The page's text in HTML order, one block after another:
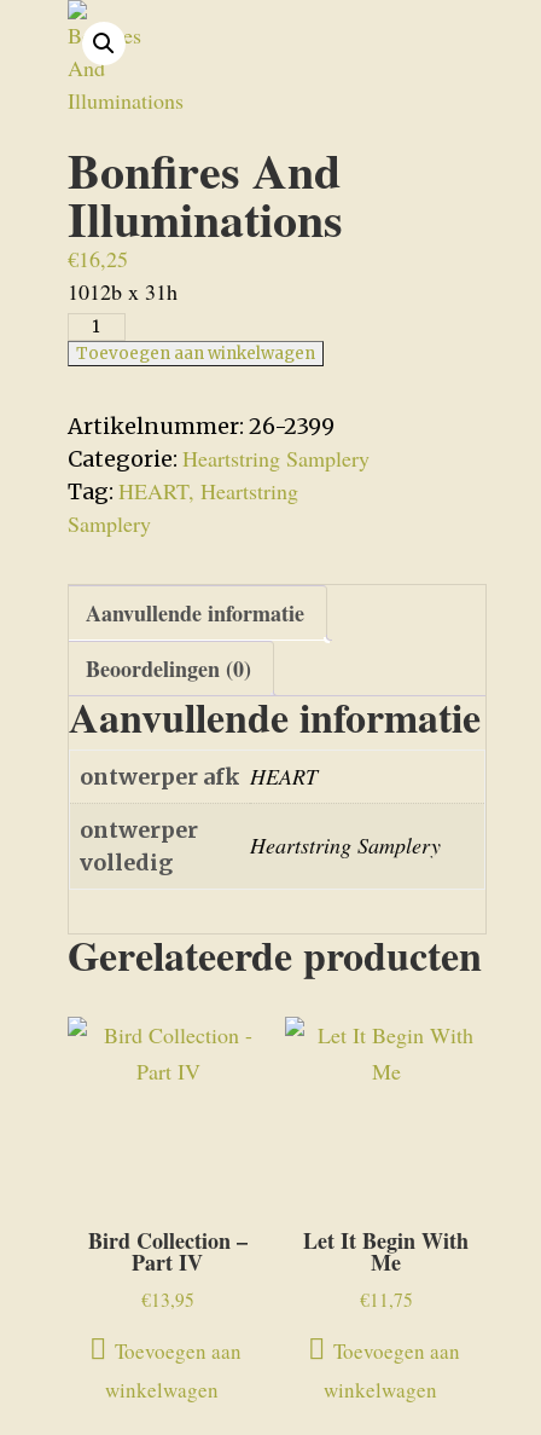
Bonfires And
Illuminations
€16,25
1012b x 31h
Bonfires
And
aantal
Toevoegen aan winkelwagen
Artikelnummer: 26-2399
Categorie: Heartstring Samplery
Tag: HEART, Heartstring
Samplery
Aanvullende informatie
Beoordelingen (0)
Aanvullende informatie
ontwerper afk HEART
ontwerper
volledig
Heartstring Samplery
Gerelateerde producten
Bird Collection –
Part IV
€13,95
Toevoegen aan
winkelwagen
Let It Begin With
Me
€11,75
Toevoegen aan
winkelwagen